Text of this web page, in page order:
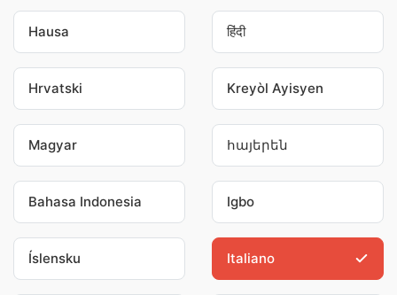
Hausa हिंदी
Hrvatski Kreyòl Ayisyen
Magyar հայերեն
Bahasa Indonesia Igbo
Íslensku Italiano